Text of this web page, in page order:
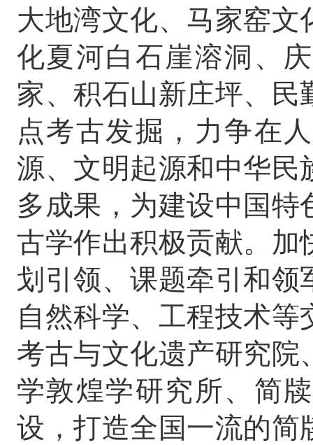
大地湾文化、马家窑
化夏河白石崖溶洞、
家、积石山新庄坪、
点考古发掘，力争在
源、文明起源和中华民
多成果，为建设中国
古学作出积极贡献。加
划引领、课题牵引和
自然科学、工程技术
考古与文化遗产研究
学敦煌学研究所、简
设，打造全国一流的简